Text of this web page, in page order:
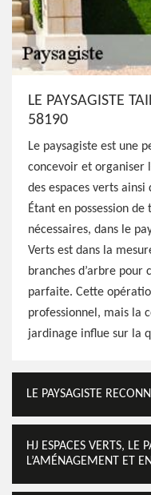
LE PAYSAGISTE
58190
Le paysagiste est une
concevoir et organiser
des espaces verts ainsi
Étant en possession
nécessaires, dans le
Verts est dans la
branches d’arbre
parfaite. Cette
professionnel, mais la
jardinage influe sur la
LE PAYSAGISTE
HJ ESPACES VERTS, LE
L’AMÉNAGEMENT ET